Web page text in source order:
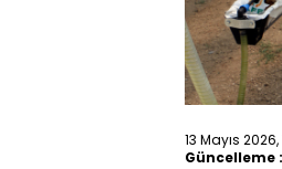
13 Mayıs 2026,
Güncelleme :